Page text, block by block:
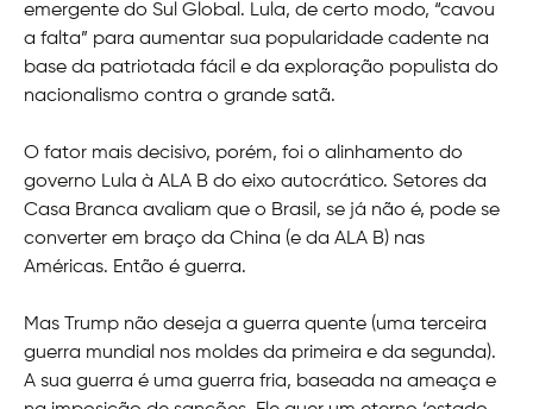
emergente do Sul Global. Lula, de certo modo, “cavou
a falta” para aumentar sua popularidade cadente na
base da patriotada fácil e da exploração populista do
nacionalismo contra o grande satã.
O fator mais decisivo, porém, foi o alinhamento do
governo Lula à ALA B do eixo autocrático. Setores da
Casa Branca avaliam que o Brasil, se já não é, pode se
converter em braço da China (e da ALA B) nas
Américas. Então é guerra.
Mas Trump não deseja a guerra quente (uma terceira
guerra mundial nos moldes da primeira e da segunda).
A sua guerra é uma guerra fria, baseada na ameaça e